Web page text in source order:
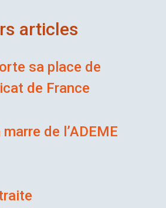
articles
sa place de
de France
de l’ADEME